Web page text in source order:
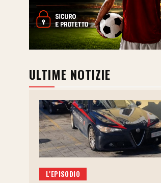
ULTIME NOTIZIE
L'EPISODIO